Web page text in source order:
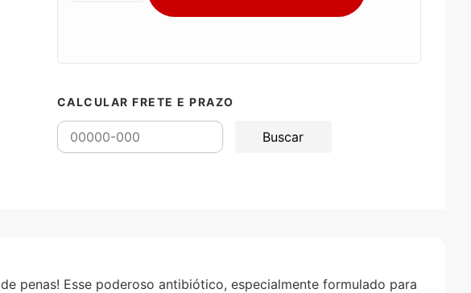
CALCULAR FRETE E PRAZO
penas! Esse poderoso antibiótico, especialmente formulado para